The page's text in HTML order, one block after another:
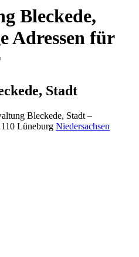
Bleckede,
Adressen für
Stadt
Bleckede, Stadt –
Lüneburg Niedersachsen